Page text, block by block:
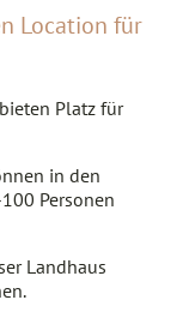
Location für
Platz für
in den
Personen
Landhaus